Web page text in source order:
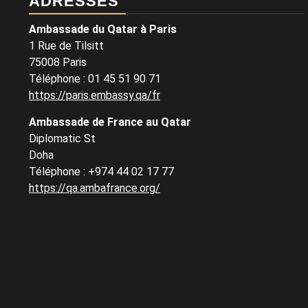
Ambassade du Qatar à Paris
1 Rue de Tilsitt
75008 Paris
Téléphone : 01 45 51 90 71
https://paris.embassy.qa/fr
Ambassade de France au Qatar
Diplomatic St
Doha
Téléphone : +974 44 02 17 77
https://qa.ambafrance.org/